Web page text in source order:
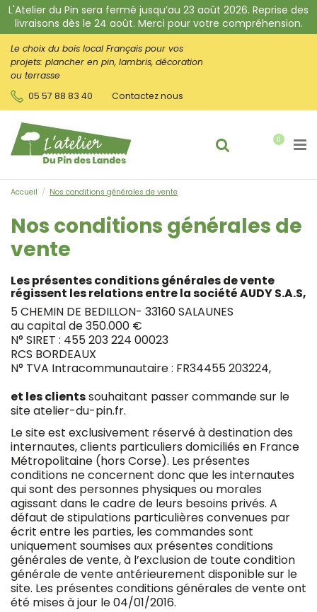
L'Atelier du Pin sera fermé jusqu’au 23 août 2026. Reprise des
livraisons dès le 24 août. Merci pour votre compréhension.
Le choix du bois local Français pour vos
projets: plancher en pin, lambris, décoration
ou terrasse
05 57 88 83 40 Contactez nous
0
Accueil Nos conditions générales de vente
Nos conditions générales de
vente
Les présentes conditions générales de vente
régissent les relations entre la société AUDY S.A.S,
5 CHEMIN DE BEDILLON- 33160 SALAUNES
au capital de 350.000 €
N° SIRET : 455 203 224 00023
RCS BORDEAUX
N° TVA Intracommunautaire : FR34455 203224,
et les clientssouhaitant passer commande sur le
siteatelier-du-pin.fr.
Le site est exclusivement réservé à destination des
internautes, clients particuliers domiciliés en France
Métropolitaine (hors Corse). Les présentes
conditions ne concernent donc que les internautes
qui sont des personnes physiques ou morales
agissant dans le cadre de leurs besoins privés. A
défaut de stipulations particulières convenues par
écrit entre les parties, les commandes sont
uniquement soumises aux présentes conditions
générales de vente, à l’exclusion de toute condition
générale de vente antérieurement disponible sur le
site. Les présentes conditions générales de vente ont
été mises à jour le 04/01/2016.